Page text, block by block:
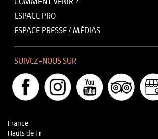
COMMENT VENIR ?
ESPACE PRO
ESPACE PRESSE / MÉDIAS
SUIVEZ-NOUS SUR
France
Hauts de Fr